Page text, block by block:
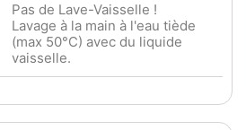
Pas de Lave-Vaisselle !
Lavage à la main à l'eau tiède
(max 50°C) avec du liquide
vaisselle.